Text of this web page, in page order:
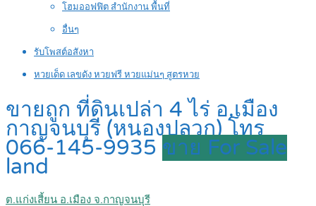
โฮมออฟฟิต สำนักงาน พื้นที่
อื่นๆ
รับโพสต์อสังหา
หวยเด็ด เลขดัง หวยฟรี หวยแม่นๆ สูตรหวย
ขายถูก ที่ดินเปล่า 4 ไร่ อ.เมือง
กาญจนบุรี (หนองปลวก) โทร
066-145-9935 ขาย For Sale
land
ต.แก่งเสี้ยน อ.เมือง จ.กาญจนบุรี